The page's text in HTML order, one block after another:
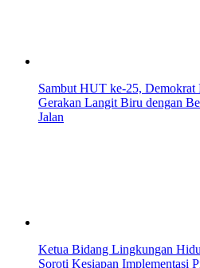
Sambut HUT ke-25,
Gerakan Langit Biru dengan
Jalan
Ketua Bidang Lingkungan
Soroti Kesiapan Implementasi